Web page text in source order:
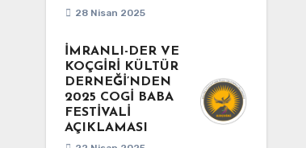
28 Nisan 2025
İMRANLI-DER VE
KOÇGİRİ KÜLTÜR
DERNEĞİ’NDEN
2025 COGİ BABA
FESTİVALİ
AÇIKLAMASI